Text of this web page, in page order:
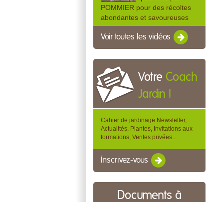
POMMIER pour des récoltes
abondantes et savoureuses
Voir toutes les vidéos
Votre Coach
Jardin !
Cahier de jardinage Newsletter,
Actualités, Plantes, Invitations aux
formations, Ventes privées...
Inscrivez-vous
Documents à